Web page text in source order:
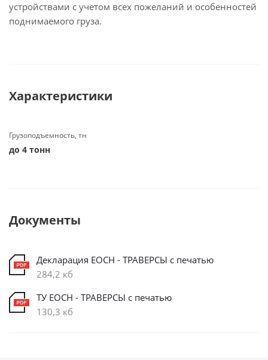
устройствами с учетом всех пожеланий и особенностей
поднимаемого груза.
Характеристики
Грузоподъемность, тн
до 4 тонн
Документы
Декларация ЕОСН - ТРАВЕРСЫ с печатью
284,2 кб
ТУ ЕОСН - ТРАВЕРСЫ с печатью
130,3 кб